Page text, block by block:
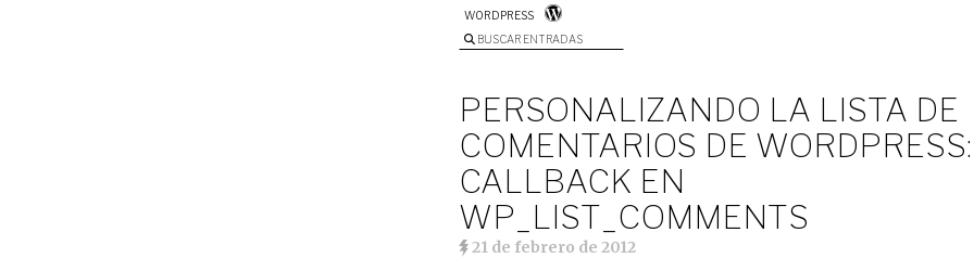
WORDPRESS
BUSCAR ENTRADAS
PERSONALIZANDO LA LISTA DE
COMENTARIOS DE WORDPRESS:
CALLBACK EN
WP_LIST_COMMENTS
21 de febrero de 2012